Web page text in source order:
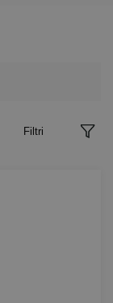
Filtri